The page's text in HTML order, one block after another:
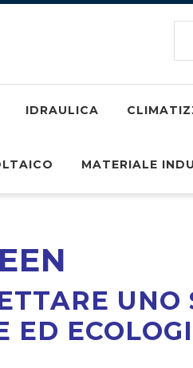
IDRAULICA
MATERIALE
UNO
ED